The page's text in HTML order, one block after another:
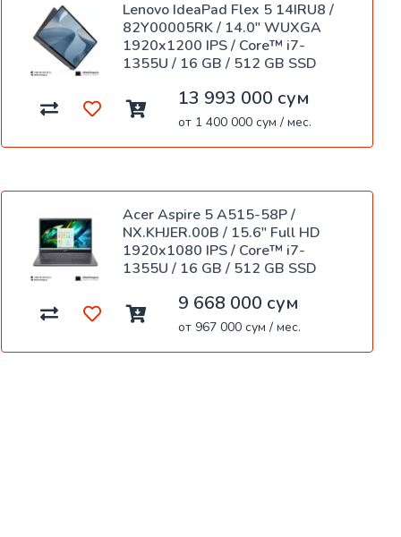
Lenovo IdeaPad Flex 5 14IRU8 /
82Y00005RK / 14.0" WUXGA
1920x1200 IPS / Core™ i7-
1355U / 16 GB / 512 GB SSD
13 993 000 сум
от 1 400 000 сум / мес.
Acer Aspire 5 A515-58P /
NX.KHJER.00B / 15.6" Full HD
1920x1080 IPS / Core™ i7-
1355U / 16 GB / 512 GB SSD
9 668 000 сум
от 967 000 сум / мес.